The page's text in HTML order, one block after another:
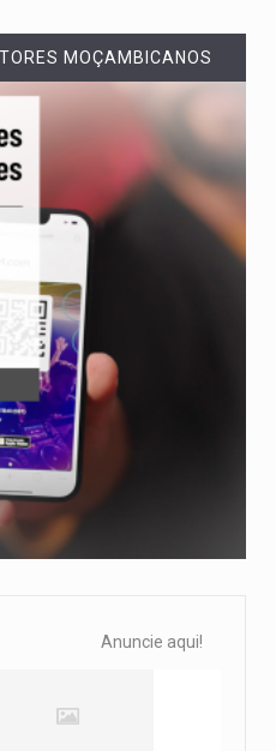
MOÇAMBICANOS
Anuncie aqui!